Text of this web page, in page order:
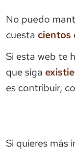
No puedo
cuesta cientos
Si esta web te
que siga
es contribuir,
Si quieres más